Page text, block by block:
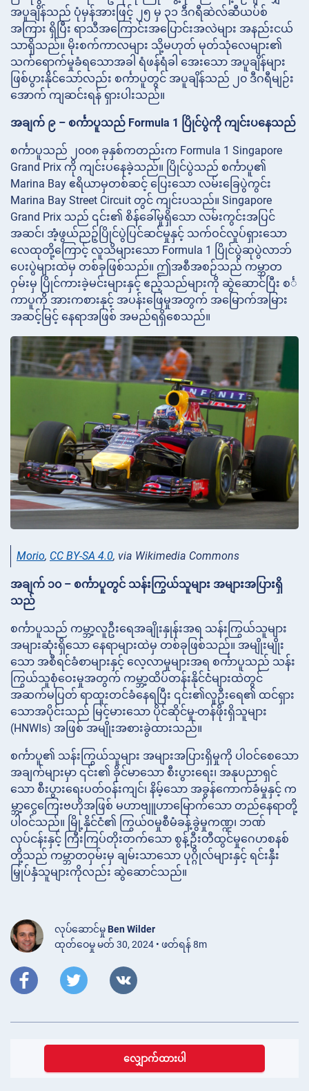
အပူချိန်သည် ပုံမှန်အားဖြင့် ၂၅ မှ ၃၁ ဒီဂရီဆဲလ်ဆီယပ်စ်
အကြား ရှိပြီး ရာသီအကြောင်းအပြောင်းအလဲများ အနည်းငယ်
သာရှိသည်။ မိုးစက်ကာလများ သို့မဟုတ် မုတ်သုံလေများ၏
သက်ရောက်မှုခံရသောအခါ ရံဖန်ရံခါ အေးသော အပူချိန်များ
ဖြစ်ပွားနိုင်သော်လည်း စင်္ကာပူတွင် အပူချိန်သည် ၂၀ ဒီဂရီမျဉ်း
အောက် ကျဆင်းရန် ရှားပါးသည်။
အချက် ၉ – စင်္ကာပူသည် Formula 1 ပြိုင်ပွဲကို ကျင်းပနေသည်
စင်္ကာပူသည် ၂၀၀၈ ခုနှစ်ကတည်းက Formula 1 Singapore
Grand Prix ကို ကျင်းပနေခဲ့သည်။ ပြိုင်ပွဲသည် စင်္ကာပူ၏
Marina Bay ဧရိယာမှတစ်ဆင့် ပြေးသော လမ်းခြေပွဲကွင်း
Marina Bay Street Circuit တွင် ကျင်းပသည်။ Singapore
Grand Prix သည် ၎င်း၏ စိန်ခေါ်မှုရှိသော လမ်းကွင်းအပြင်
အဆင်၊ အံ့ဖွယ်ညဉ့်ပြိုင်ပွဲပြင်ဆင်မှုနှင့် သက်ဝင်လှုပ်ရှားသော
လေထုတို့ကြောင့် လူသိများသော Formula 1 ပြိုင်ပွဲဆုပွဲလာဘ်
ပေးပွဲများထဲမှ တစ်ခုဖြစ်သည်။ ဤအစီအစဉ်သည် ကမ္ဘာတ
ဝှမ်းမှ ပြိုင်ကားခဲ့မင်းများနှင့် ဧည့်သည်များကို ဆွဲဆောင်ပြီး စင်္
ကာပူကို အားကစားနှင့် အပန်းဖြေမှုအတွက် အမြောက်အမြား
အဆင့်မြင့် နေရာအဖြစ် အမည်ရရှိစေသည်။
Morio, CC BY-SA 4.0, via Wikimedia Commons
အချက် ၁၀ – စင်္ကာပူတွင် သန်းကြွယ်သူများ အများအပြားရှိ
သည်
စင်္ကာပူသည် ကမ္ဘာ့လူဦးရေအချိုးနှုန်းအရ သန်းကြွယ်သူများ
အများဆုံးရှိသော နေရာများထဲမှ တစ်ခုဖြစ်သည်။ အမျိုးမျိုး
သော အစီရင်ခံစာများနှင့် လေ့လာမှုများအရ စင်္ကာပူသည် သန်း
ကြွယ်သူစုံဝေးမှုအတွက် ကမ္ဘာ့ထိပ်တန်းနိုင်ငံများထဲတွင်
အဆက်မပြတ် ရာထူးတင်ခံနေရပြီး ၎င်း၏လူဦးရေ၏ ထင်ရှား
သောအပိုင်းသည် မြင့်မားသော ပိုင်ဆိုင်မှု-တန်ဖိုးရှိသူများ
(HNWIs) အဖြစ် အမျိုးအစားခွဲထားသည်။
စင်္ကာပူ၏ သန်းကြွယ်သူများ အများအပြားရှိမှုကို ပါဝင်စေသော
အချက်များမှာ ၎င်း၏ ခိုင်မာသော စီးပွားရေး၊ အနုပညာရှင်
သော စီးပွားရေးပတ်ဝန်းကျင်၊ နိမ့်သော အခွန်ကောက်ခံမှုနှင့် က
မ္ဘာ့ငွေကြေးဗဟိုအဖြစ် မဟာဗျူဟာမြောက်သော တည်နေရာတို့
ပါဝင်သည်။ မြို့နိုင်ငံ၏ ကြွယ်ဝမှုစီမံခန့်ခွဲမှုကဏ္ဍ၊ ဘဏ်
လုပ်ငန်းနှင့် ကြီးကြပ်တိုးတက်သော စွန့်ဦးတီထွင်မှုဂေဟစနစ်
တို့သည် ကမ္ဘာတဝှမ်းမှ ချမ်းသာသော ပုဂ္ဂိုလ်များနှင့် ရင်းနှီး
မြှုပ်နှံသူများကိုလည်း ဆွဲဆောင်သည်။
လုပ်ဆောင်မှု Ben Wilder
ထုတ်ဝေမှု မတ် 30, 2024 • ဖတ်ရန် 8m
လျှောက်ထားပါ